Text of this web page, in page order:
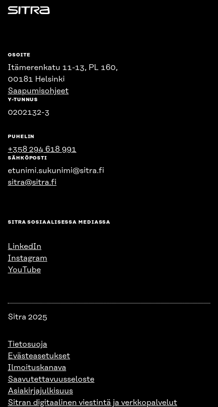
Sitra
OSOITE
Itämerenkatu 11-13, PL 160,
00181 Helsinki
Saapumisohjeet
Y-TUNNUS
0202132-3
PUHELIN
+358 294 618 991
SÄHKÖPOSTI
etunimi.sukunimi@sitra.fi
sitra@sitra.fi
SITRA SOSIAALISESSA MEDIASSA
LinkedIn
Instagram
YouTube
Sitra 2025
Tietosuoja
Evästeasetukset
Ilmoituskanava
Saavutettavuusseloste
Asiakirjajulkisuus
Sitran digitaalinen viestintä ja verkkopalvelut